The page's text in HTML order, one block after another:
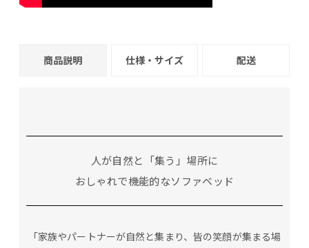
商品説明 仕様・サイズ 配送
人が自然と「集う」場所に
おしゃれで機能的なソファベッド
「家族やパートナーが自然と集まり、皆の笑顔が集まる場